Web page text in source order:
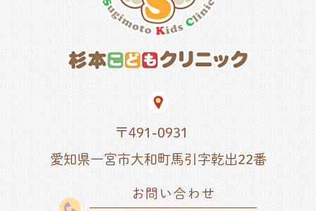
〒491-0931
愛知県一宮市大和町馬引字乾出22番
お問い合わせ